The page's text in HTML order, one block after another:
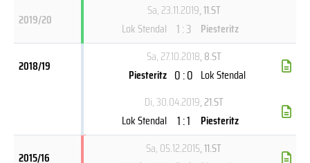
2019/20
Sa, 23.11.2019, 11.ST
Lok Stendal 1 : 3 Piesteritz
2018/19
Sa, 27.10.2018, 8.ST
Piesteritz 0 : 0 Lok Stendal
Di, 30.04.2019, 21.ST
Lok Stendal 1 : 1 Piesteritz
2015/16
Sa, 05.12.2015, 11.ST